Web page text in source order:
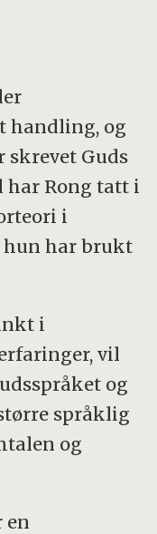
handling, og
skrevet Guds
har Rong tatt i
i
hun har brukt
i
vil
og
språklig
og
en